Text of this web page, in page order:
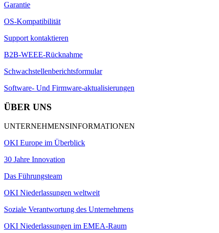
Garantie
OS-Kompatibilität
Support kontaktieren
B2B-WEEE-Rücknahme
Schwachstellenberichtsformular
Software- Und Firmware-aktualisierungen
ÜBER UNS
UNTERNEHMENSINFORMATIONEN
OKI Europe im Überblick
30 Jahre Innovation
Das Führungsteam
OKI Niederlassungen weltweit
Soziale Verantwortung des Unternehmens
OKI Niederlassungen im EMEA-Raum